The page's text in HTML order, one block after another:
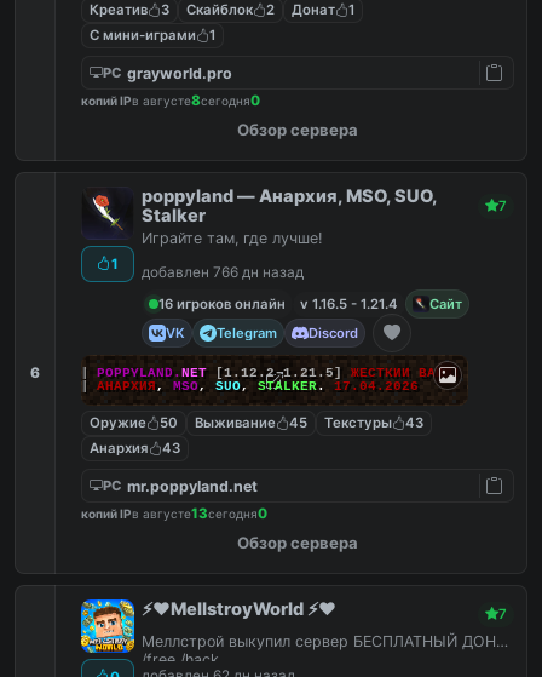
Креатив 3 Скайблок 2 Донат
1
С мини-играми
1
PC grayworld.pro
копий IPв августе8сегодня0
Обзор сервера
6
1
poppyland — Анархия, MSO, SUO,
Stalker
7
Играйте там, где лучше!
добавлен 766 дн назад
16 игроков онлайн
v 1.16.5 - 1.21.4
Сайт
VK
Telegram Discord
POPPYLAND. NET[1.12.2-1.21.5] ЖЕСТКИЙ ВАЙП!
АНАРХИЯ, MSO, SUO, STALKER. 17.04.2026
Оружие 50 Выживание 45 Текстуры
43
Анархия
43
PC mr.poppyland.net
копий IPв августе13сегодня0
Обзор сервера
⚡️❤️MellstroyWorld ⚡️❤️ 7
Меллстрой выкупил сервер БЕСПЛАТНЫЙ ДОНАТ
/free /hack